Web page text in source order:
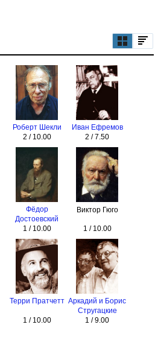
Роберт Шекли
2 / 10.00
Иван Ефремов
2 / 7.50
Фёдор
Достоевский
1 / 10.00
Виктор Гюго
1 / 10.00
Терри Пратчетт
1 / 10.00
Аркадий и Борис
Стругацкие
1 / 9.00